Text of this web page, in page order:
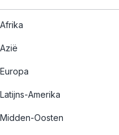
Afrika
Azië
Europa
Latijns-Amerika
Midden-Oosten